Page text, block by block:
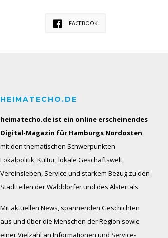
FACEBOOK
HEIMATECHO.DE
heimatecho.de ist ein online erscheinendes
Digital-Magazin für Hamburgs Nordosten
mit den thematischen Schwerpunkten
Lokalpolitik, Kultur, lokale Geschäftswelt,
Vereinsleben, Service und starkem Bezug zu den
Stadtteilen der Walddörfer und des Alstertals.
Mit aktuellen News, spannenden Geschichten
aus und über die Menschen der Region sowie
einer Vielzahl an Informationen und Service-